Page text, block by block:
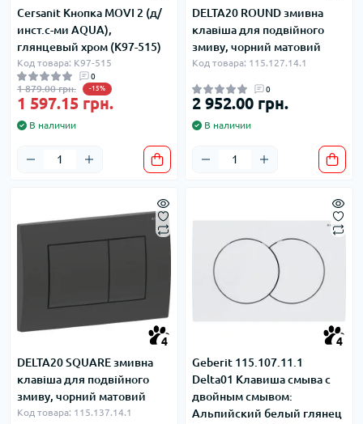
Cersanit Кнопка MOVI 2 (д/
инст.с-ми AQUA),
глянцевый хром (K97-515)
Код товара: K97-515
0
1 879.00 грн. -15%
1 597.15 грн.
В наличии
DELTA20 ROUND змивна
клавіша для подвійного
змиву, чорний матовий
Код товара: 115.127.14.1
0
2 952.00 грн.
В наличии
4
DELTA20 SQUARE змивна
клавіша для подвійного
змиву, чорний матовий
Код товара: 115.137.14.1
4
Geberit 115.107.11.1
Delta01 Клавиша смыва с
двойным смывом:
Альпийский белый глянец